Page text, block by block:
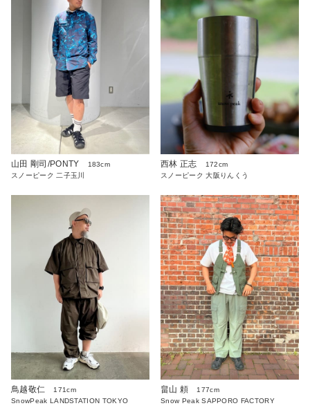
山田 剛司/PONTY
183cm
スノーピーク 二子玉川
西林 正志
172cm
スノーピーク 大阪りんくう
鳥越敬仁
171cm
SnowPeak LANDSTATION TOKYO
畠山 頼
177cm
Snow Peak SAPPORO FACTORY